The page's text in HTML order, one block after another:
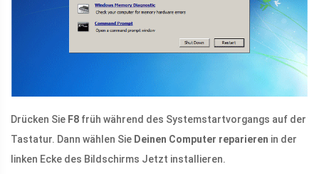
Drücken Sie F8 früh während des Systemstartvorgangs auf der
Tastatur. Dann wählen Sie Deinen Computer reparieren in der
linken Ecke des Bildschirms Jetzt installieren.